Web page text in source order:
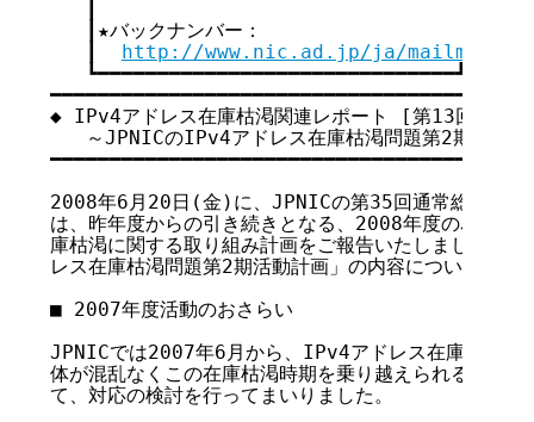
┃★バックナンバー：
http://www.nic.ad.jp/ja/
   ┗━━━━━━━━━━━━━━━━━━━━━━━━━━━━━━┛
━━━━━━━━━━━━━━━━━━━━━━━━━━━━━━━━━━━
◆ IPv4アドレス在庫枯渇関連レポート [第13回]
～JPNICのIPv4アドレス在庫枯渇問題第2期活動計
━━━━━━━━━━━━━━━━━━━━━━━━━━━━━━━━━━━
2008年6月20日(金)に、JPNICの第35回通常総会が開
は、昨年度からの引き続きとなる、2008年度のJPNIC
庫枯渇に関する取り組み計画をご報告いたしました。
レス在庫枯渇問題第2期活動計画」の内容についてご紹
■ 2007年度活動のおさらい
JPNICでは2007年6月から、IPv4アドレス在庫枯渇に
体が混乱なくこの在庫枯渇時期を乗り越えられるよう
て、対応の検討を行ってまいりました。